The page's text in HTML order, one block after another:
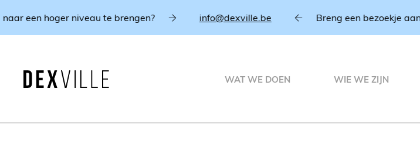
niveau te brengen? info@dexville.be Breng een bezoekje aan één
WAT WE DOEN WIE WE ZIJN